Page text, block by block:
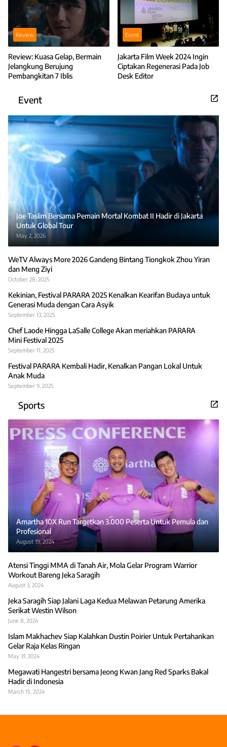
Review
Review: Kuasa Gelap, Bermain
Jelangkung Berujung
Pembangkitan 7 Iblis
Event
Jakarta Film Week 2024 Ingin
Ciptakan Regenerasi Pada Job
Desk Editor
Event
Joe Taslim Bersama Pemain Mortal Kombat II Hadir di Jakarta
Untuk Global Tour
May 2, 2026
WeTV Always More 2026 Gandeng Bintang Tiongkok Zhou Yiran
dan Meng Ziyi
October 28, 2025
Kekinian, Festival PARARA 2025 Kenalkan Kearifan Budaya untuk
Generasi Muda dengan Cara Asyik
September 13, 2025
Chef Laode Hingga LaSalle College Akan meriahkan PARARA
Mini Festival 2025
September 11, 2025
Festival PARARA Kembali Hadir, Kenalkan Pangan Lokal Untuk
Anak Muda
September 9, 2025
Sports
Amartha 10X Run Targetkan 3.000 Peserta Untuk Pemula dan
Profesional
August 19, 2024
Atensi Tinggi MMA di Tanah Air, Mola Gelar Program Warrior
Workout Bareng Jeka Saragih
August 3, 2024
Jeka Saragih Siap Jalani Laga Kedua Melawan Petarung Amerika
Serikat Westin Wilson
June 8, 2024
Islam Makhachev Siap Kalahkan Dustin Poirier Untuk Pertahankan
Gelar Raja Kelas Ringan
May 31, 2024
Megawati Hangestri bersama Jeong Kwan Jang Red Sparks Bakal
Hadir di Indonesia
March 15, 2024